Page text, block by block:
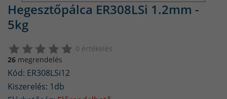
Hegesztőpálca ER308LSi 1.2mm -
5kg
0 értékelés
26 megrendelés
Kód: ER308LSi12
Kiszerelés: 1db